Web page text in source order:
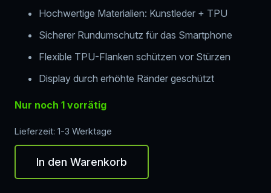
Hochwertige Materialien: Kunstleder + TPU
Sicherer Rundumschutz für das Smartphone
Flexible TPU-Flanken schützen vor Stürzen
Display durch erhöhte Ränder geschützt
Nur noch 1 vorrätig
Lieferzeit: 1-3 Werktage
nevox
In den Warenkorb